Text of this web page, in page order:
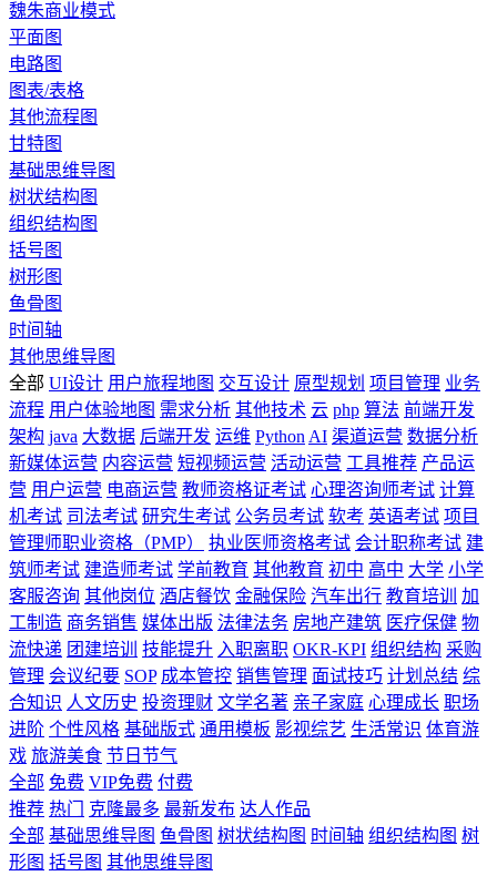
魏朱商业模式
平面图
电路图
图表/表格
其他流程图
甘特图
基础思维导图
树状结构图
组织结构图
括号图
树形图
鱼骨图
时间轴
其他思维导图
全部 UI设计 用户旅程地图 交互设计 原型规划 项目管理 业务
流程 用户体验地图 需求分析 其他技术 云 php 算法 前端开发
架构 java 大数据 后端开发 运维 Python AI 渠道运营 数据分析
新媒体运营 内容运营 短视频运营 活动运营 工具推荐 产品运
营 用户运营 电商运营 教师资格证考试 心理咨询师考试 计算
机考试 司法考试 研究生考试 公务员考试 软考 英语考试 项目
管理师职业资格（PMP）
执业医师资格考试 会计职称考试 建
筑师考试 建造师考试 学前教育 其他教育 初中 高中 大学 小学
客服咨询 其他岗位 酒店餐饮 金融保险 汽车出行 教育培训
加
工制造 商务销售 媒体出版 法律法务 房地产建筑 医疗保健 物
流快递 团建培训 技能提升 入职离职 OKR-KPI 组织结构 采购
管理 会议纪要 SOP 成本管控 销售管理 面试技巧 计划总结 综
合知识 人文历史 投资理财 文学名著 亲子家庭 心理成长 职场
进阶 个性风格 基础版式 通用模板 影视综艺 生活常识 体育游
戏 旅游美食 节日节气
全部 免费 VIP免费 付费
推荐 热门 克隆最多 最新发布 达人作品
全部 基础思维导图 鱼骨图 树状结构图 时间轴 组织结构图 树
形图 括号图 其他思维导图